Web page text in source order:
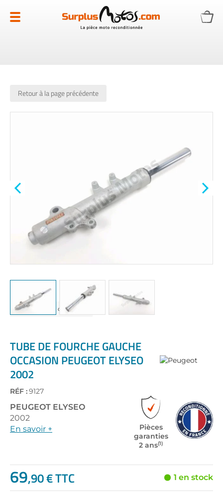
au
contenu
Retour à la page précédente
gallery
the
beginning
of
the
images
gallery
TUBE DE FOURCHE GAUCHE
OCCASION PEUGEOT ELYSEO
2002
RÉF :9127
PEUGEOT ELYSEO
2002
En savoir +
Pièces
garanties
2 ans(1)
69,90 € TTC 1 en stock